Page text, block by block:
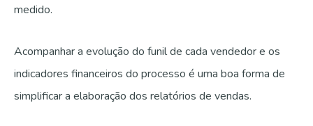
medido.
Acompanhar a evolução do funil de cada vendedor e os
indicadores financeiros do processo é uma boa forma de
simplificar a elaboração dos relatórios de vendas.